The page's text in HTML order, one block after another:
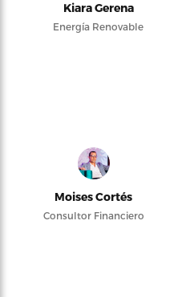
Kiara Gerena
Energía Renovable
Moises Cortés
Consultor Financiero